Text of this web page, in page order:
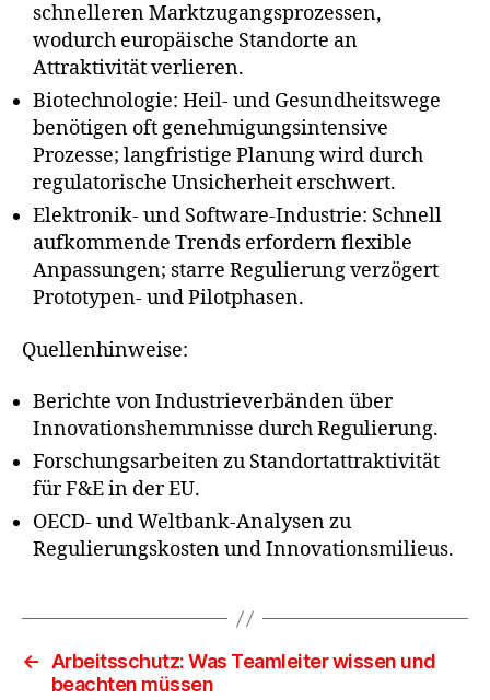
schnelleren Marktzugangsprozessen,
wodurch europäische Standorte an
Attraktivität verlieren.
Biotechnologie: Heil- und Gesundheitswege
benötigen oft genehmigungsintensive
Prozesse; langfristige Planung wird durch
regulatorische Unsicherheit erschwert.
Elektronik- und Software-Industrie: Schnell
aufkommende Trends erfordern flexible
Anpassungen; starre Regulierung verzögert
Prototypen- und Pilotphasen.
Quellenhinweise:
Berichte von Industrieverbänden über
Innovationshemmnisse durch Regulierung.
Forschungsarbeiten zu Standortattraktivität
für F&E in der EU.
OECD- und Weltbank-Analysen zu
Regulierungskosten und Innovationsmilieus.
← Arbeitsschutz: Was Teamleiter wissen und
beachten müssen